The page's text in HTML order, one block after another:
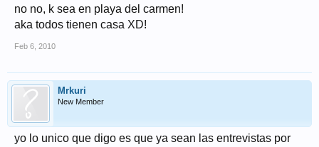
no no, k sea en playa del carmen!
aka todos tienen casa XD!
Feb 6, 2010
Mrkuri
New Member
yo lo unico que digo es que ya sean las entrevistas por